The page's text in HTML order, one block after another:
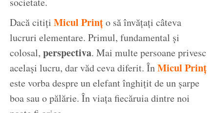
Dacă citiți Micul Prințo să învățați câteva
lucruri elementare. Primul, fundamental și
colosal, perspectiva. Mai multe persoane privesc
același lucru, dar văd ceva diferit. ÎnMicul Prinț
este vorba despre un elefant înghițit de un șarpe
boa sau o pălărie. În viața fiecăruia dintre noi